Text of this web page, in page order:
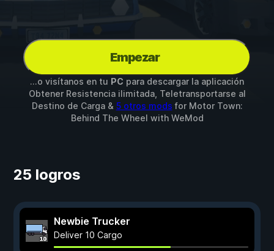
Empezar
...o visítanos en tu PC para descargar la aplicación
Obtener Resistencia ilimitada, Teletransportarse al
Destino de Carga & 5 otros mods for Motor Town:
Behind The Wheel with WeMod
25 logros
Newbie Trucker
Deliver 10 Cargo